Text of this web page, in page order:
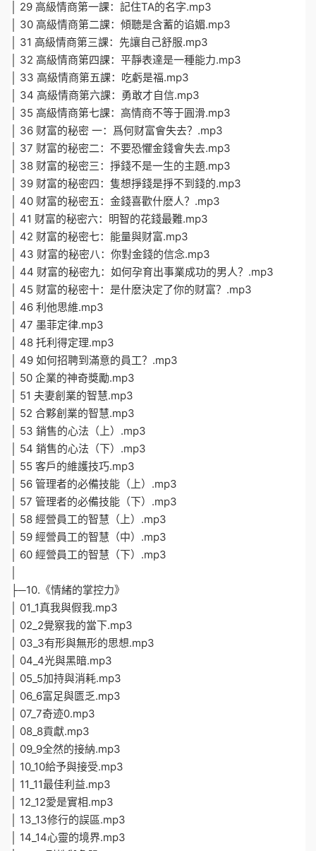
│ 29 高級情商第一課：記住TA的名字.mp3
│ 30 高級情商第二課：傾聽是含蓄的谄媚.mp3
│ 31 高級情商第三課：先讓自己舒服.mp3
│ 32 高級情商第四課：平靜表達是一種能力.mp3
│ 33 高級情商第五課：吃虧是福.mp3
│ 34 高級情商第六課：勇敢才自信.mp3
│ 35 高級情商第七課：高情商不等于圓滑.mp3
│ 36 财富的秘密 一：爲何财富會失去？.mp3
│ 37 财富的秘密二：不要恐懼金錢會失去.mp3
│ 38 财富的秘密三：掙錢不是一生的主題.mp3
│ 39 财富的秘密四：隻想掙錢是掙不到錢的.mp3
│ 40 财富的秘密五：金錢喜歡什麽人？.mp3
│ 41 财富的秘密六：明智的花錢最難.mp3
│ 42 财富的秘密七：能量與财富.mp3
│ 43 财富的秘密八：你對金錢的信念.mp3
│ 44 财富的秘密九：如何孕育出事業成功的男人？.mp3
│ 45 财富的秘密十：是什麽決定了你的财富？.mp3
│ 46 利他思維.mp3
│ 47 墨菲定律.mp3
│ 48 托利得定理.mp3
│ 49 如何招聘到滿意的員工？.mp3
│ 50 企業的神奇獎勵.mp3
│ 51 夫妻創業的智慧.mp3
│ 52 合夥創業的智慧.mp3
│ 53 銷售的心法（上）.mp3
│ 54 銷售的心法（下）.mp3
│ 55 客戶的維護技巧.mp3
│ 56 管理者的必備技能（上）.mp3
│ 57 管理者的必備技能（下）.mp3
│ 58 經營員工的智慧（上）.mp3
│ 59 經營員工的智慧（中）.mp3
│ 60 經營員工的智慧（下）.mp3
├─10.《情緒的掌控力》
│ 01_1真我與假我.mp3
│ 02_2覺察我的當下.mp3
│ 03_3有形與無形的思想.mp3
│ 04_4光與黑暗.mp3
│ 05_5加持與消耗.mp3
│ 06_6富足與匮乏.mp3
│ 07_7奇迹0.mp3
│ 08_8貢獻.mp3
│ 09_9全然的接納.mp3
│ 10_10給予與接受.mp3
│ 11_11最佳利益.mp3
│ 12_12愛是實相.mp3
│ 13_13修行的誤區.mp3
│ 14_14心靈的境界.mp3